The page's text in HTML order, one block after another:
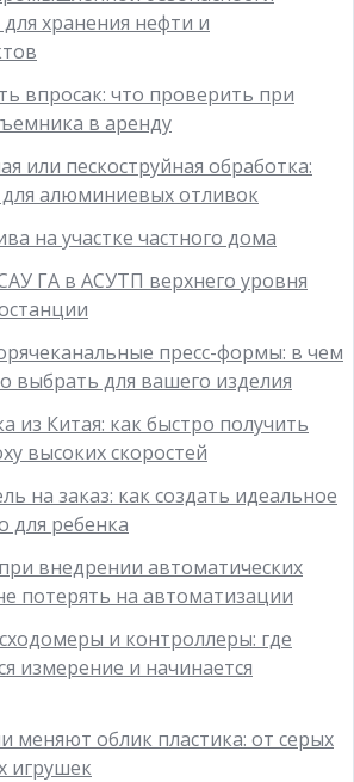
хранения нефти и
впросак: что проверить при
в аренду
или пескоструйная обработка:
алюминиевых отливок
на участке частного дома
ГА в АСУТП верхнего уровня
пресс-формы: в чем
выбрать для вашего изделия
из Китая: как быстро получить
высоких скоростей
на заказ: как создать идеальное
для ребенка
внедрении автоматических
потерять на автоматизации
и контроллеры: где
измерение и начинается
меняют облик пластика: от серых
игрушек